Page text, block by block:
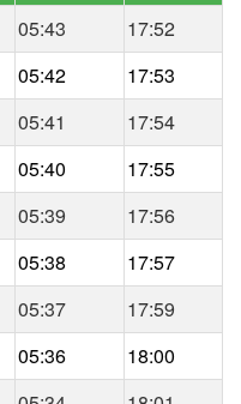
05:43
17:52
05:42
17:53
05:41
17:54
05:40
17:55
05:39
17:56
05:38
17:57
05:37
17:59
05:36
18:00